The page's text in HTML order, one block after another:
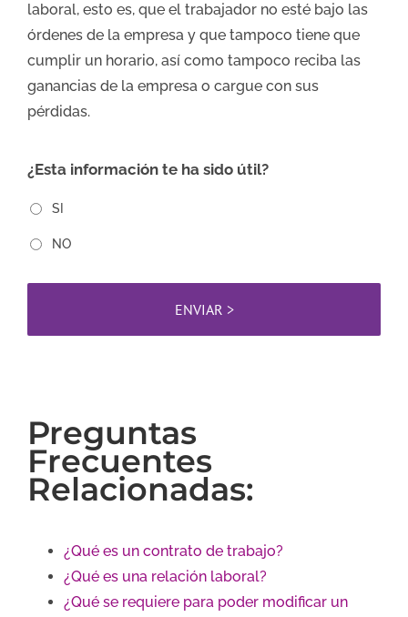
laboral, esto es, que el trabajador no esté bajo las
órdenes de la empresa y que tampoco tiene que
cumplir un horario, así como tampoco reciba las
ganancias de la empresa o cargue con sus
pérdidas.
¿Esta información te ha sido útil?
SI
NO
Preguntas
Frecuentes
Relacionadas:
¿Qué es un contrato de trabajo?
¿Qué es una relación laboral?
¿Qué se requiere para poder modificar un